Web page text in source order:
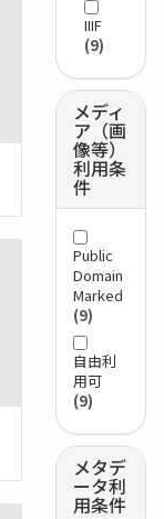
IIIF
(9)
メディ
ア（画
像等）
利用条
件
Public
Domain
Marked
(9)
自由利
用可
(9)
メタデ
ータ利
用条件